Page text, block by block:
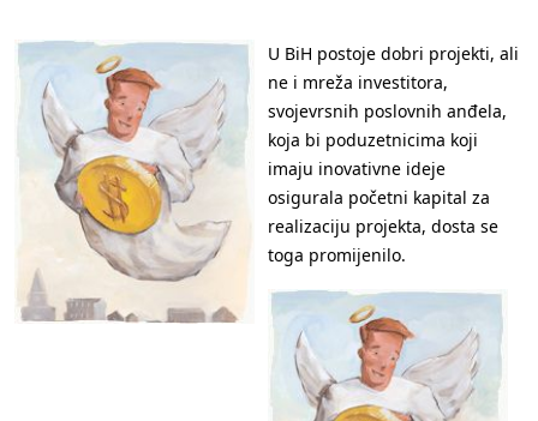
U BiH postoje dobri projekti, ali
ne i mreža investitora,
svojevrsnih poslovnih anđela,
koja bi poduzetnicima koji
imaju inovativne ideje
osigurala početni kapital za
realizaciju projekta, dosta se
toga promijenilo.